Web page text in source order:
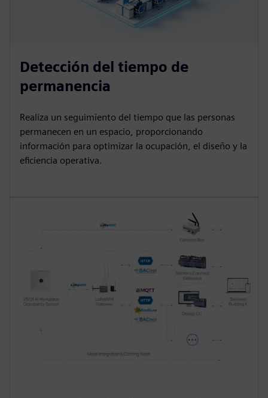
Detección del tiempo de
permanencia
Realiza un seguimiento del tiempo que las personas
permanecen en un espacio, proporcionando
información para optimizar la ocupación, el diseño y la
eficiencia operativa.